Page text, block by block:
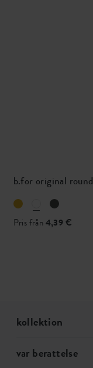
b.for original round
Pris från 4,39 €
kollektion
var berattelse